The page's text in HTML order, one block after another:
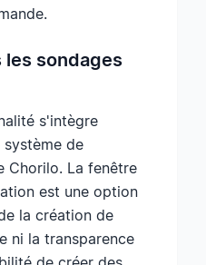
sondages
s'intègre
de
Chorilo. La fenêtre
est une option
la création de
ni la transparence